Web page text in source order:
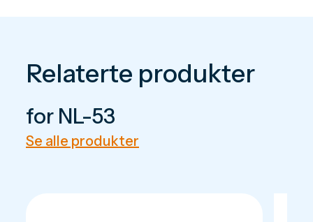
Relaterte produkter
for NL-53
Se alle produkter